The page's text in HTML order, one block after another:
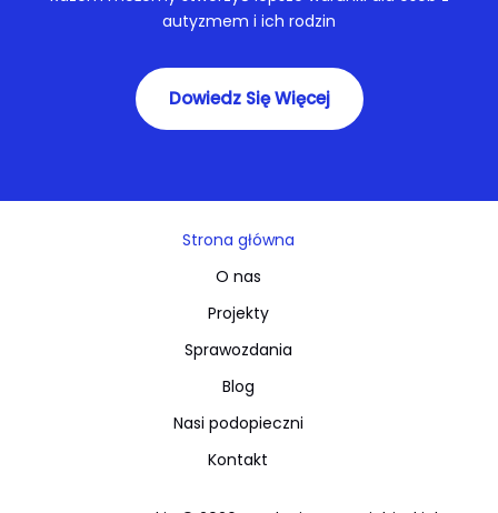
autyzmem i ich rodzin
Dowiedz Się Więcej
Strona główna
O nas
Projekty
Sprawozdania
Blog
Nasi podopieczni
Kontakt